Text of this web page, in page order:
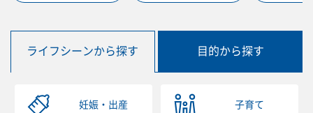
ライフシーンから探す 目的から探す
妊娠・出産 子育て